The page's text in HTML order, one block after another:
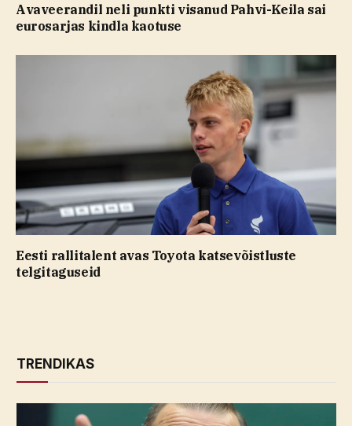
Avaveerandil neli punkti visanud Pahvi-Keila sai
eurosarjas kindla kaotuse
Eesti rallitalent avas Toyota katsevõistluste
telgitaguseid
TRENDIKAS